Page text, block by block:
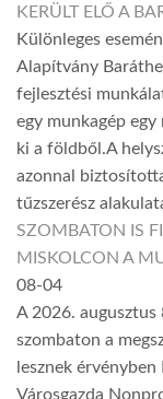
KERÜLT ELŐ A
Különleges
Alapítvány
fejlesztési
egy munkagép
ki a földből.A
azonnal
tűzszerész
SZOMBATON IS
MISKOLCON A
08-04
A 2026. augusztus
szombaton a
lesznek
Városgazda